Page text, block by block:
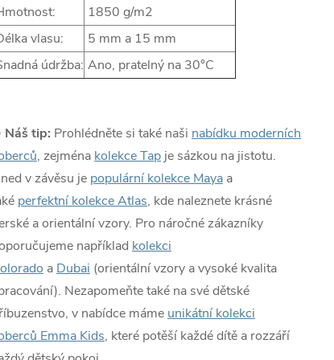
1850 g/m2
vlasu:
5 mm a 15 mm
údržba: Ano, pratelný na 30°C
Náš tip: Prohlédněte si také naši nabídku moderních
, zejména kolekce Tap je sázkou na jistotu.
v závěsu je populární kolekce Maya a
perfektní kolekce Atlas, kde naleznete krásné
a orientální vzory. Pro náročné zákazníky
například kolekci
a Dubai (orientální vzory a vysoké kvalita
Nezapomeňte také na své dětské
v nabídce máme unikátní kolekci
Emma Kids, které potěší každé dítě a rozzáří